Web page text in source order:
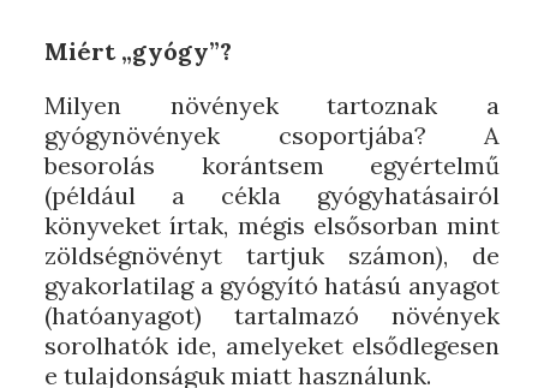
Miért „gyógy”?
Milyen növények tartoznak a
gyógynövények csoportjába? A
besorolás korántsem egyértelmű
(például a cékla gyógyhatásairól
könyveket írtak, mégis elsősorban mint
zöldségnövényt tartjuk számon), de
gyakorlatilag a gyógyító hatású anyagot
(hatóanyagot) tartalmazó növények
sorolhatók ide, amelyeket elsődlegesen
e tulajdonságuk miatt használunk.